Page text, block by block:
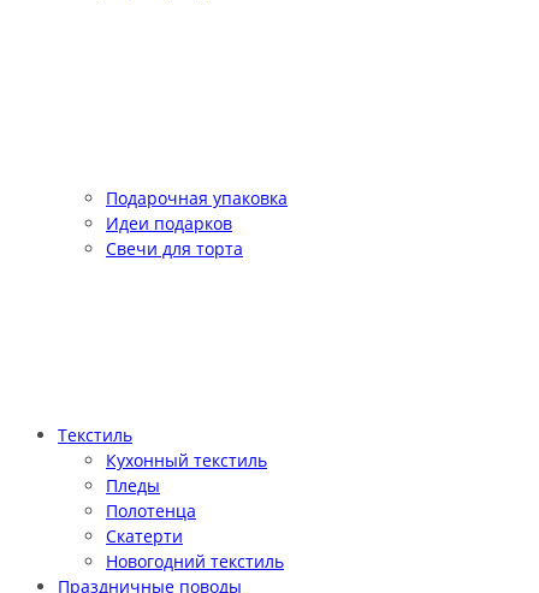
Подарочная упаковка
Идеи подарков
Свечи для торта
Текстиль
Кухонный текстиль
Пледы
Полотенца
Скатерти
Новогодний текстиль
Праздничные поводы